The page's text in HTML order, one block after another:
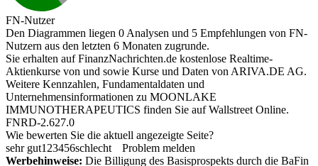
FN-Nutzer
Den Diagrammen liegen 0 Analysen und 5 Empfehlungen von FN-
Nutzern aus den letzten 6 Monaten zugrunde.
Sie erhalten auf FinanzNachrichten.de kostenlose Realtime-
Aktienkurse von und sowie Kurse und Daten von ARIVA.DE AG.
Weitere Kennzahlen, Fundamentaldaten und
Unternehmensinformationen zu MOONLAKE
IMMUNOTHERAPEUTICS finden Sie aufWallstreet Online.
FNRD-2.627.0
Wie bewerten Sie die aktuell angezeigte Seite?
sehr gut1 23456schlecht
Problem melden
Werbehinweise: Die Billigung des Basisprospekts durch die BaFin